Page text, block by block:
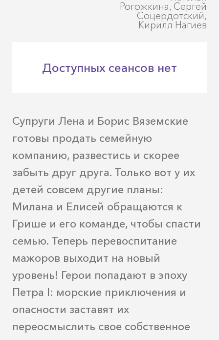
Рогожкина, Сергей
Соцердотский,
Кирилл Нагиев
Доступных сеансов нет
Супруги Лена и Борис Вяземские
готовы продать семейную
компанию, развестись и скорее
забыть друг друга. Только вот у их
детей совсем другие планы:
Милана и Елисей обращаются к
Грише и его команде, чтобы спасти
семью. Теперь перевоспитание
мажоров выходит на новый
уровень! Герои попадают в эпоху
Петра I: морские приключения и
опасности заставят их
переосмыслить свое собственное